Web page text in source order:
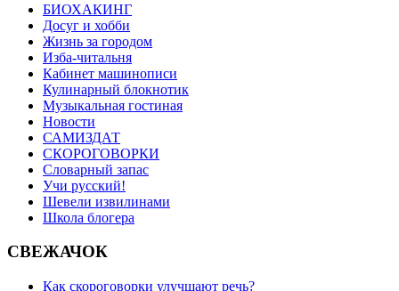
БИОХАКИНГ
Досуг и хобби
Жизнь за городом
Изба-читальня
Кабинет машинописи
Кулинарный блокнотик
Музыкальная гостиная
Новости
САМИЗДАТ
СКОРОГОВОРКИ
Словарный запас
Учи русский!
Шевели извилинами
Школа блогера
СВЕЖАЧОК
Как скороговорки улучшают речь?